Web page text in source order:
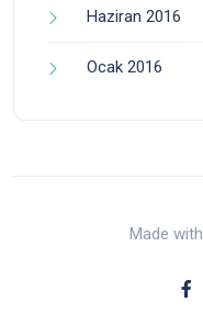
Haziran 2016
Ocak 2016
Made with